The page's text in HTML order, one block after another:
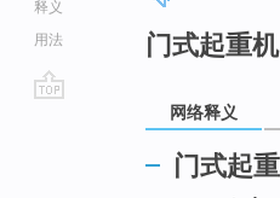
释义
用法
门式起重
网络释义
门式起